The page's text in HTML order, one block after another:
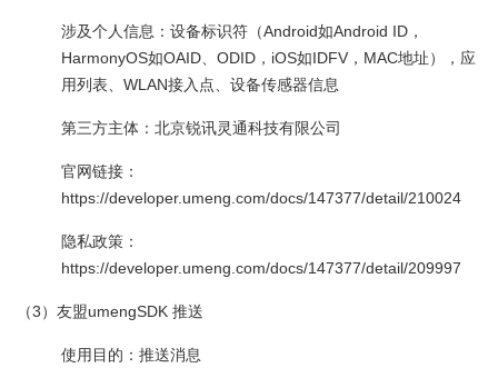
涉及个人信息：设备标识符（Android如Android ID，
HarmonyOS如OAID、ODID，iOS如IDFV，MAC地址），应
用列表、WLAN接入点、设备传感器信息
第三方主体：北京锐讯灵通科技有限公司
官网链接：
https://developer.umeng.com/docs/147377/detail/210024
隐私政策：
https://developer.umeng.com/docs/147377/detail/209997
（3）友盟umengSDK 推送
使用目的：推送消息